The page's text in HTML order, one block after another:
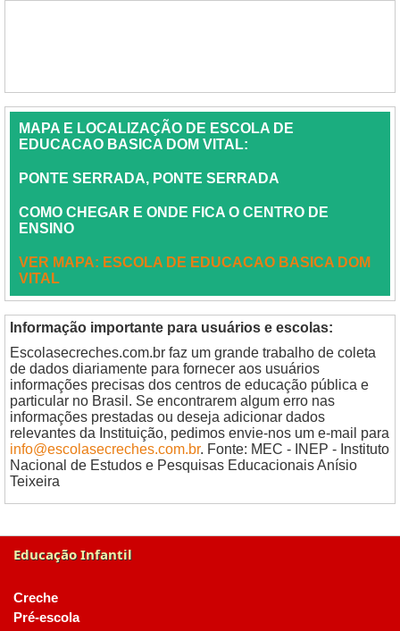
MAPA E LOCALIZAÇÃO DE ESCOLA DE
EDUCACAO BASICA DOM VITAL:
PONTE SERRADA, PONTE SERRADA
COMO CHEGAR E ONDE FICA O CENTRO DE
ENSINO
VER MAPA: ESCOLA DE EDUCACAO BASICA DOM
VITAL
Informação importante para usuários e escolas:
Escolasecreches.com.br faz um grande trabalho de coleta
de dados diariamente para fornecer aos usuários
informações precisas dos centros de educação pública e
particular no Brasil. Se encontrarem algum erro nas
informações prestadas ou deseja adicionar dados
relevantes da Instituição, pedimos envie-nos um e-mail para
info@escolasecreches.com.br. Fonte: MEC - INEP - Instituto
Nacional de Estudos e Pesquisas Educacionais Anísio
Teixeira
Educação Infantil
Creche
Pré-escola